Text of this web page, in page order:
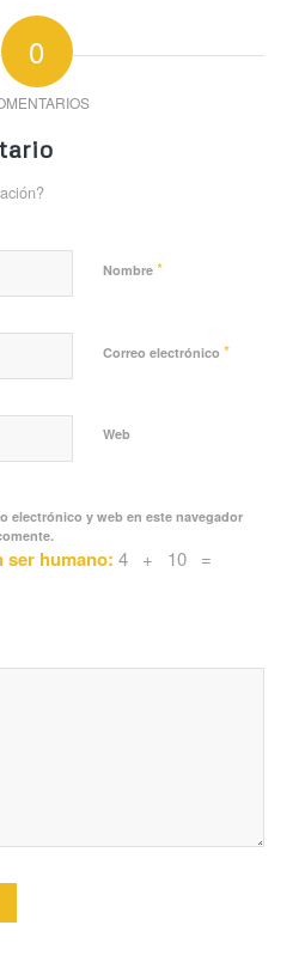
0
Nombre *
Correo electrónico *
Web
electrónico y web en este navegador
ser humano: 4 + 10 =